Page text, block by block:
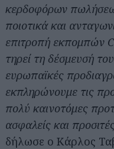
κερδοφόρων
ποιοτικά και
επιτροπή εκπομπών
τηρεί τη δέσμευσή
ευρωπαϊκές
εκπληρώνουμε τις
πολύ καινοτόμες
ασφαλείς και
δήλωσε ο Κάρλος